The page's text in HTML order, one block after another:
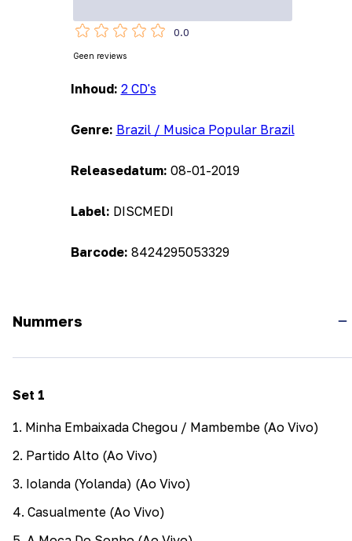
Inhoud: 2 CD's
Genre: Brazil / Musica Popular Brazil
Releasedatum: 08-01-2019
Label: DISCMEDI
Barcode: 8424295053329
0.0
Geen reviews
Nummers
Set 1
1. Minha Embaixada Chegou / Mambembe (Ao Vivo)
2. Partido Alto (Ao Vivo)
3. Iolanda (Yolanda) (Ao Vivo)
4. Casualmente (Ao Vivo)